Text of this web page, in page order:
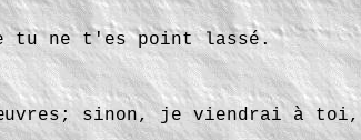
tu ne t'es point lassé.
œuvres; sinon, je viendrai à